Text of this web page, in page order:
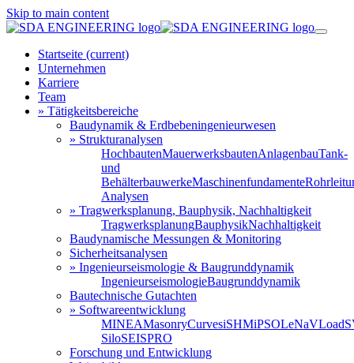
Skip to main content
Startseite (current)
Unternehmen
Karriere
Team
» Tätigkeitsbereiche
Baudynamik & Erdbebeningenieurwesen
» Strukturanalysen
HochbautenMauerwerksbautenAnlagenbauTank-
und
BehälterbauwerkeMaschinenfundamente
Analysen
» Tragwerksplanung, Bauphysik, Nachhaltigkeit
TragwerksplanungBauphysikNachhaltigkeit
Baudynamische Messungen & Monitoring
Sicherheitsanalysen
» Ingenieurseismologie & Baugrunddynamik
IngenieurseismologieBaugrunddynamik
Bautechnische Gutachten
» Softwareentwicklung
MINEAMasonryCurvesiSHMiPSOLeNaVLoad
SiloSEISPRO
Forschung und Entwicklung